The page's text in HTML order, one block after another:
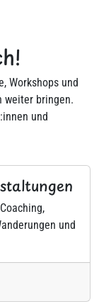
Workshops und
weiter bringen.
und
und